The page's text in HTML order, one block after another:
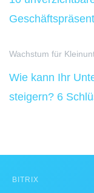
Wachstum für
Wie kann Ihr
steigern? 6
BITRIX